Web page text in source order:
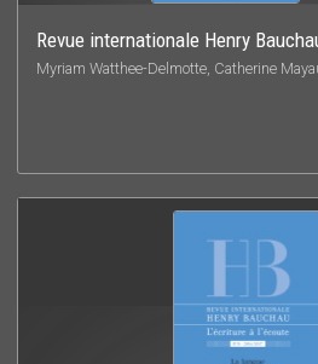
Revue internationale Henry
Myriam Watthee-Delmotte, Catherine